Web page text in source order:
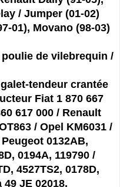
/ Jumper (01-02)
01), Movano (98-03)
de vilebrequin /
tendeur crantée
Fiat 1 870 667
617 000 / Renault
/ Opel KM6031 /
0132AB,
0194A, 119790 /
4527TS2, 0178D,
49 JE 02018,